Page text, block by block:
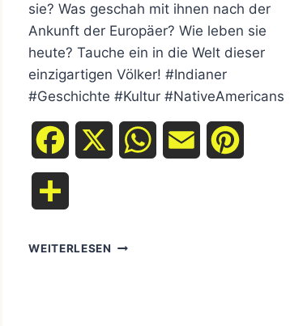
sie? Was geschah mit ihnen nach der
Ankunft der Europäer? Wie leben sie
heute? Tauche ein in die Welt dieser
einzigartigen Völker! #Indianer
#Geschichte #Kultur #NativeAmericans
Facebook WhatsAppEmail
WEITERLESEN MYSTERIEN